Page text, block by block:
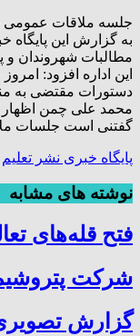
جلسه ملاقات عمومی
به گزارش این
مطالبات شهروندان
این اداره افزود:
دستورات مقتضی به
محمد علی چمن اظهار
گفتنی است جلسات ملاقات
پایگاه خبری نشر تعلیم
نوشته های مشابه
فتح‌ قله‌های
شرکت
گزارش